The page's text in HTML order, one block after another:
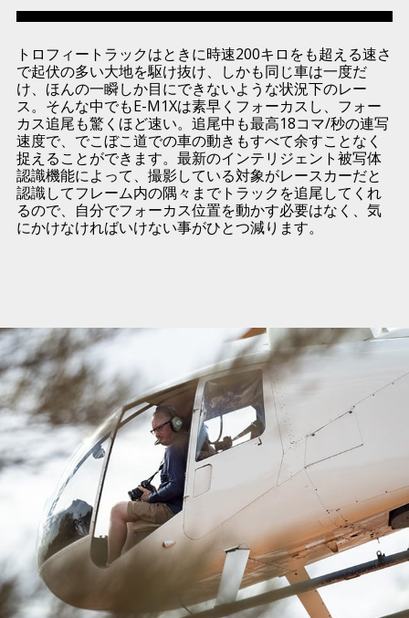
トロフィートラックはときに時速200キロをも超える速さ
で起伏の多い大地を駆け抜け、しかも同じ車は一度だ
け、ほんの一瞬しか目にできないような状況下のレー
ス。そんな中でもE-M1Xは素早くフォーカスし、フォー
カス追尾も驚くほど速い。追尾中も最高18コマ/秒の連写
速度で、でこぼこ道での車の動きもすべて余すことなく
捉えることができます。最新のインテリジェント被写体
認識機能によって、撮影している対象がレースカーだと
認識してフレーム内の隅々までトラックを追尾してくれ
るので、自分でフォーカス位置を動かす必要はなく、気
にかけなければいけない事がひとつ減ります。